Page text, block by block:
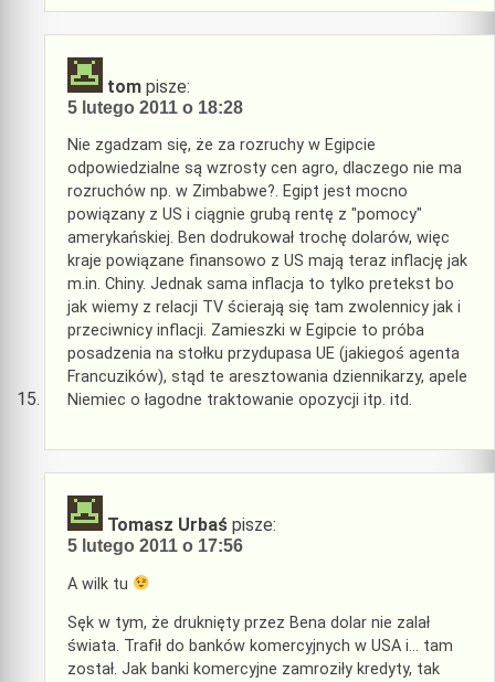
tom pisze:
5 lutego 2011 o 18:28
Nie zgadzam się, że za rozruchy w Egipcie
odpowiedzialne są wzrosty cen agro, dlaczego nie ma
rozruchów np. w Zimbabwe?. Egipt jest mocno
powiązany z US i ciągnie grubą rentę z "pomocy"
amerykańskiej. Ben dodrukował trochę dolarów, więc
kraje powiązane finansowo z US mają teraz inflację jak
m.in. Chiny. Jednak sama inflacja to tylko pretekst bo
jak wiemy z relacji TV ścierają się tam zwolennicy jak i
przeciwnicy inflacji. Zamieszki w Egipcie to próba
posadzenia na stołku przydupasa UE (jakiegoś agenta
Francuzików), stąd te aresztowania dziennikarzy, apele
Niemiec o łagodne traktowanie opozycji itp. itd.
Tomasz Urbaś pisze:
5 lutego 2011 o 17:56
A wilk tu
Sęk w tym, że druknięty przez Bena dolar nie zalał
świata. Trafił do banków komercyjnych w USA i… tam
został. Jak banki komercyjne zamroziły kredyty, tak